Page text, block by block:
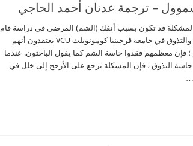
– ترجمة عدنان أحمد الحاجي
قد تكون بسبب أنفك (الشم) المرضى في دراسة قام
بها مركز إضطرابات السم والتذوق في جامعة ڤرجينيا كومونويلث VCU يعتقدون أنهم
فإن معظمهم فقدوا حاسة الشم كما يقول الباحثون. عندما
التذوق ، فإن المشكلة ترجع على الأرجح إلى خلل في
…